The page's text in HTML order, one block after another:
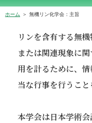
ホーム 無機リン化学会：主旨
リンを含有する無
または関連現象に
用を計るために、
当な行事を行うこと
本学会は日本学術会